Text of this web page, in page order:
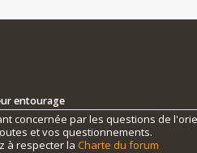
entourage
concernée par les questions de
et vos questionnements.
à respecter la Charte du forum